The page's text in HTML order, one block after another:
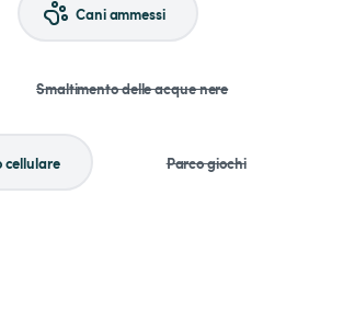
Cani ammessi
Smaltimento delle acque nere
cellulare Parco giochi